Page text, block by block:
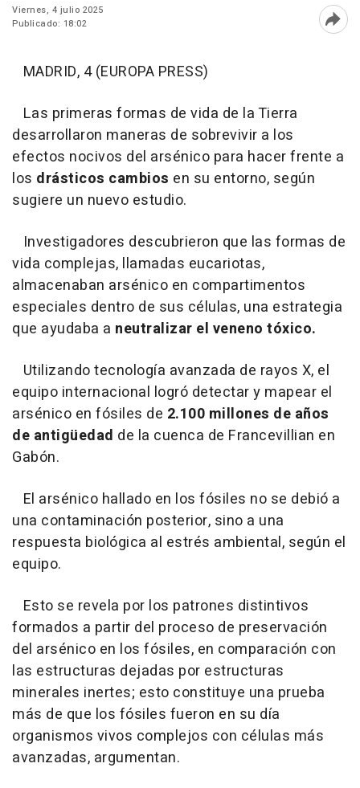
Viernes, 4 julio 2025
Publicado: 18:02
MADRID, 4 (EUROPA PRESS)
Las primeras formas de vida de la Tierra
desarrollaron maneras de sobrevivir a los
efectos nocivos del arsénico para hacer frente a
los drásticos cambios en su entorno, según
sugiere un nuevo estudio.
Investigadores descubrieron que las formas de
vida complejas, llamadas eucariotas,
almacenaban arsénico en compartimentos
especiales dentro de sus células, una estrategia
que ayudaba a neutralizar el veneno tóxico.
Utilizando tecnología avanzada de rayos X, el
equipo internacional logró detectar y mapear el
arsénico en fósiles de 2.100 millones de años
de antigüedad de la cuenca de Francevillian en
Gabón.
El arsénico hallado en los fósiles no se debió a
una contaminación posterior, sino a una
respuesta biológica al estrés ambiental, según el
equipo.
Esto se revela por los patrones distintivos
formados a partir del proceso de preservación
del arsénico en los fósiles, en comparación con
las estructuras dejadas por estructuras
minerales inertes; esto constituye una prueba
más de que los fósiles fueron en su día
organismos vivos complejos con células más
avanzadas, argumentan.